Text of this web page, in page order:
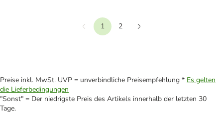
Vorherige
1
2
Preise inkl. MwSt. UVP = unverbindliche Preisempfehlung * Es gelten
die Lieferbedingungen
"Sonst" = Der niedrigste Preis des Artikels innerhalb der letzten 30
Tage.